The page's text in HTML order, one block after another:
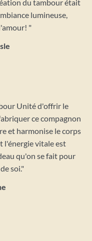
du tambour était
lumineuse,
"
Unité d'offrir le
ce compagnon
et harmonise le corps
l'énergie vitale est
qu'on se fait pour
soi."